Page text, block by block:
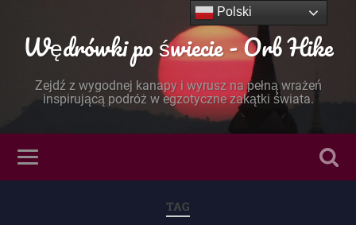
Wędrówki po świecie - Orb Hike
Zejdź z wygodnej kanapy i wyrusz na pełną wrażeń
inspirującą podróż w egzotyczne zakątki świata.
TAG
Polski